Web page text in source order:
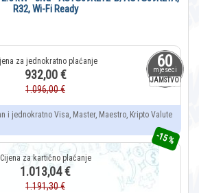
60
mjeseci
JAMSTVO
R32, Wi-Fi Ready
932,00 €
1.096,00 €
i jednokratno Visa, Master, Maestro, Kripto Valute
-15 %
1.013,04 €
1.191,30 €